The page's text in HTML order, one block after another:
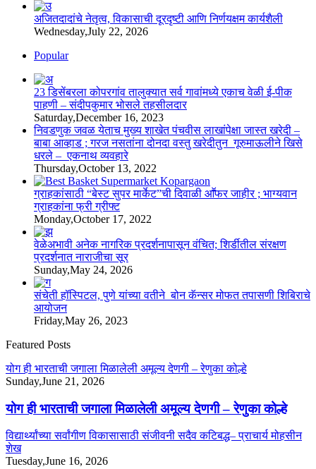
अजितदादांचे नेतृत्व, विकासाची दूरदृष्टी आणि निर्णयक्षम कार्यशैली
Wednesday,July 22, 2026
Popular
23 डिसेंबरला कोपरगांव तालुक्‍यात सर्व गावांमध्ये एकाच वेळी ई-पीक
पाहणी – संदीपकुमार भोसले तहसीलदार
Saturday,December 16, 2023
निवडणुक जवळ येताच मुख्य शाखेत पंचवीस लाखांपेक्षा जास्त खरेदी –
बाबा आव्हाड ; गरज नसतांना दोनदा वस्तु खरेदीतुन गूरुमाऊलीने खिसे
धरले – एकनाथ व्यवहारे
Thursday,October 13, 2022
ग्राहकांसाठी “बेस्ट सुपर मार्केट”ची दिवाळी आॕफर जाहीर ; भाग्यवान
ग्राहकांना फ्री ग्रीफ्ट
Monday,October 17, 2022
वेळेअभावी अनेक नागरिक प्रदर्शनापासून वंचित; शिर्डीतील संरक्षण
प्रदर्शनात नाराजीचा सूर
Sunday,May 24, 2026
संचेती हॉस्पिटल, पुणे यांच्या वतीने बोन कॅन्सर मोफत तपासणी शिबिराचे
आयोजन
Friday,May 26, 2023
Featured Posts
योग ही भारताची जगाला मिळालेली अमूल्य देणगी – रेणुका कोल्हे
Sunday,June 21, 2026
योग ही भारताची जगाला मिळालेली अमूल्य देणगी – रेणुका कोल्हे
विद्यार्थ्यांच्या सर्वांगीण विकासासाठी संजीवनी सदैव कटिबद्ध– प्राचार्य मोहसीन
शेख
Tuesday,June 16, 2026